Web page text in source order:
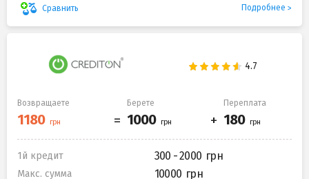
Сравнить Подробнее
Возвращаете Берете Переплата
1й кредит 300 - 2000
Макс. сумма 10000